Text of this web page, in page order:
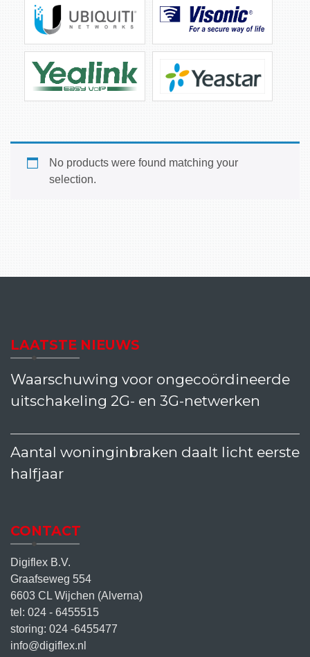
No products were found matching your
selection.
LAATSTE NIEUWS
Waarschuwing voor ongecoördineerde
uitschakeling 2G- en 3G-netwerken
Aantal woninginbraken daalt licht eerste
halfjaar
CONTACT
Digiflex B.V.
Graafseweg 554
6603 CL Wijchen (Alverna)
tel: 024 - 6455515
storing: 024 -6455477
info@digiflex.nl